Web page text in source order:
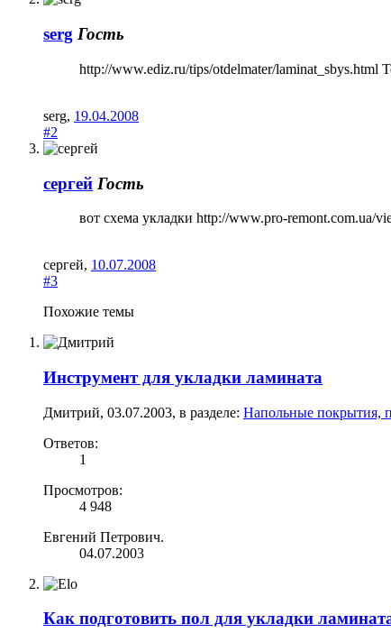
serg Гость
http://www.ediz.ru/tips/otdelmater/laminat_sbys.html
serg, 19.04.2008
#2
сергей Гость
вот схема укладки http://www.pro-remont.com.ua/
сергей, 10.07.2008
#3
Похожие темы
Инструмент для укладки ламината
Дмитрий, 03.07.2003, в разделе: Напольные покрытия,
Ответов:
1
Просмотров:
4 948
Евгений Петрович.
04.07.2003
Как подготовить пол для укладки